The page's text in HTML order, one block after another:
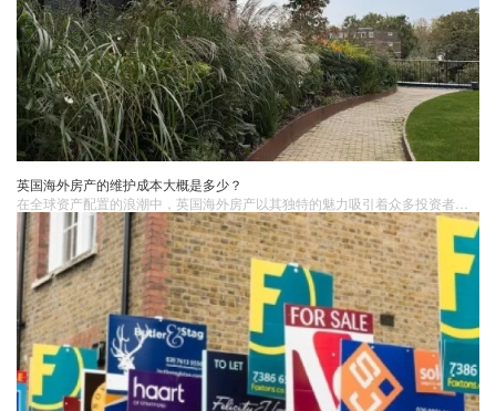
英国海外房产的维护成本大概是多少？